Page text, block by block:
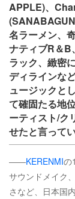
APPLE)、
名ラーメン、
ナティブR＆B
ラック、緻密
ディラインな
ュージックと
て確固たる地
ーティスト/ク
せたと言って
――KERENMIの
サウンドメイク
さなど、日本国